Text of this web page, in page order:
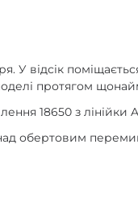
У відсік
протягом
18650 з лінійки
обертовим